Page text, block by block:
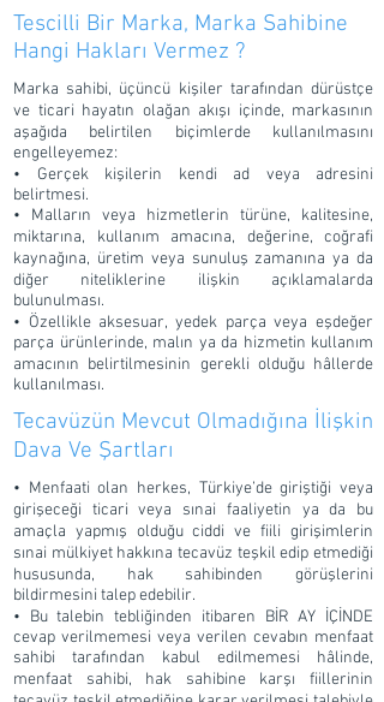
Tescilli Bir Marka, Marka Sahibine
Hangi Hakları Vermez ?
Marka sahibi, üçüncü kişiler tarafından dürüstçe
ve ticari hayatın olağan akışı içinde, markasının
aşağıda belirtilen biçimlerde kullanılmasını
engelleyemez:
• Gerçek kişilerin kendi ad veya adresini
belirtmesi.
• Malların veya hizmetlerin türüne, kalitesine,
miktarına, kullanım amacına, değerine, coğrafi
kaynağına, üretim veya sunuluş zamanına ya da
diğer niteliklerine ilişkin açıklamalarda
bulunulması.
• Özellikle aksesuar, yedek parça veya eşdeğer
parça ürünlerinde, malın ya da hizmetin kullanım
amacının belirtilmesinin gerekli olduğu hâllerde
kullanılması.
Tecavüzün Mevcut Olmadığına İlişkin
Dava Ve Şartları
• Menfaati olan herkes, Türkiye’de giriştiği veya
girişeceği ticari veya sınai faaliyetin ya da bu
amaçla yapmış olduğu ciddi ve fiili girişimlerin
sınai mülkiyet hakkına tecavüz teşkil edip etmediği
hususunda, hak sahibinden görüşlerini
bildirmesini talep edebilir.
• Bu talebin tebliğinden itibaren BİR AY İÇİNDE
cevap verilmemesi veya verilen cevabın menfaat
sahibi tarafından kabul edilmemesi hâlinde,
menfaat sahibi, hak sahibine karşı fiillerinin